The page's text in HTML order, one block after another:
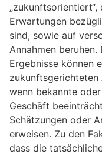
Erwartungen
sind, sowie auf
Annahmen
Ergebnisse können
zukunftsgerichteten
wenn bekannte
Geschäft
Schätzungen oder
erweisen. Zu den
dass die